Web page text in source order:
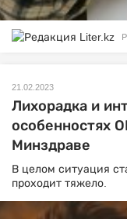
21.02.2023
Лихорадка и
особенностях
Минздраве
В целом ситуация
проходит тяжело.